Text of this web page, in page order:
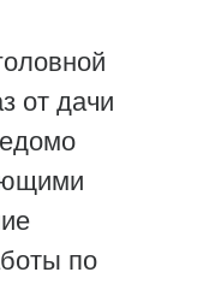
от дачи
по